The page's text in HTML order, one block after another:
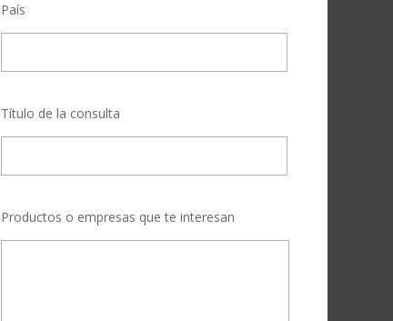
País
Título de la consulta
Productos o empresas que te interesan